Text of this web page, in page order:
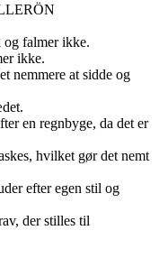
og falmer ikke.
ikke.
nemmere at sidde og
en regnbyge, da det er
hvilket gør det nemt
efter egen stil og
der stilles til